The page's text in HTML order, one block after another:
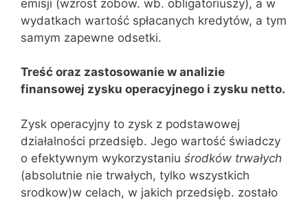
emisji (wzrost zobow. wb. obligatoriuszy), a w
wydatkach wartość spłacanych kredytów, a tym
samym zapewne odsetki.
Treść oraz zastosowanie w analizie
finansowej zysku operacyjnego i zysku netto.
Zysk operacyjny to zysk z podstawowej
działalności przedsięb. Jego wartość świadczy
o efektywnym wykorzystaniu środków trwałych
(absolutnie nie trwałych, tylko wszystkich
srodkow)w celach, w jakich przedsięb. zostało